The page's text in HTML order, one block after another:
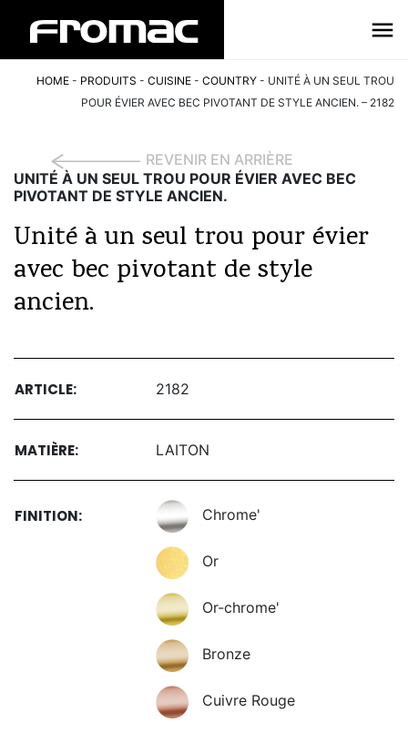
HOME - PRODUITS - CUISINE - COUNTRY - UNITÉ À UN SEUL TROU
POUR ÉVIER AVEC BEC PIVOTANT DE STYLE ANCIEN. – 2182
REVENIR EN ARRIÈRE
UNITÉ À UN SEUL TROU POUR ÉVIER AVEC BEC
PIVOTANT DE STYLE ANCIEN.
Unité à un seul trou pour évier
avec bec pivotant de style
ancien.
ARTICLE: 2182
MATIÈRE: LAITON
FINITION: Chrome'
Or
Or-chrome'
Bronze
Cuivre Rouge